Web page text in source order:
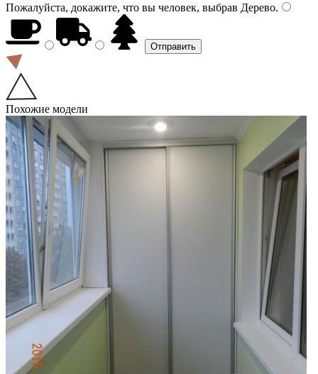
Пожалуйста, докажите, что вы человек, выбрав Дерево.
Похожие модели